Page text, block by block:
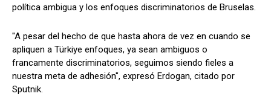
política ambigua y los enfoques discriminatorios de Bruselas.
"A pesar del hecho de que hasta ahora de vez en cuando se
apliquen a Türkiye enfoques, ya sean ambiguos o
francamente discriminatorios, seguimos siendo fieles a
nuestra meta de adhesión", expresó Erdogan, citado por
Sputnik.